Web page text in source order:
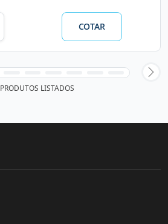
COTAR
PRODUTOS LISTADOS